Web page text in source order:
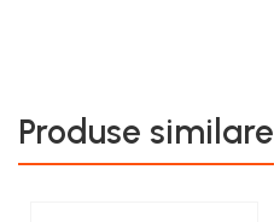
Produse similare